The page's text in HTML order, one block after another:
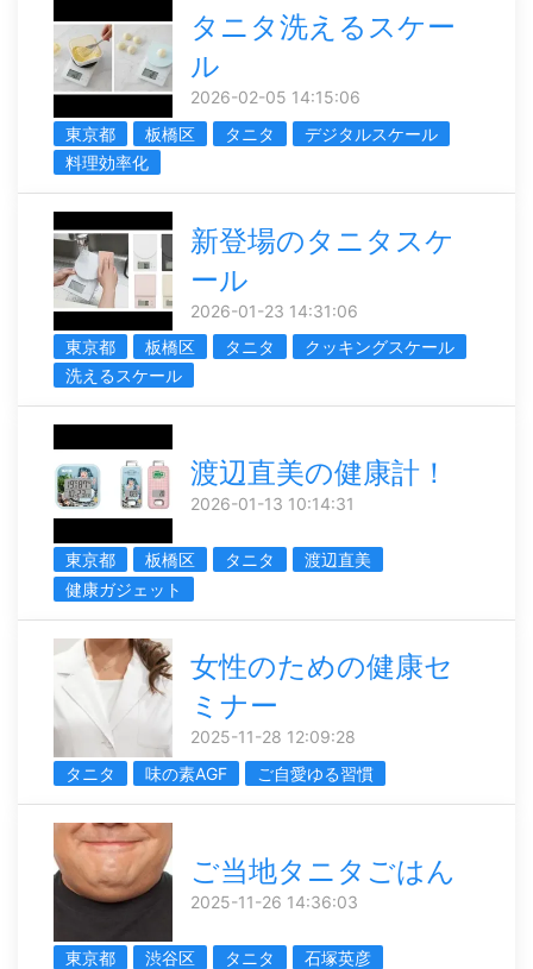
タニタ洗えるスケー
ル
2026-02-05 14:15:06
東京都
板橋区 タニタ
デジタルスケール
料理効率化
新登場のタニタスケ
ール
2026-01-23 14:31:06
東京都
板橋区 タニタ
クッキングスケール
洗えるスケール
渡辺直美の健康計！
2026-01-13 10:14:31
東京都 板橋区 タニタ
渡辺直美
健康ガジェット
女性のための健康セ
ミナー
2025-11-28 12:09:28
タニタ
味の素AGF ご自愛ゆる習慣
ご当地タニタごはん
2025-11-26 14:36:03
東京都 渋谷区 タニタ
石塚英彦